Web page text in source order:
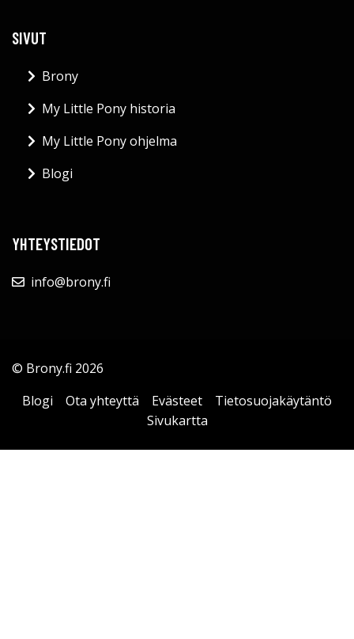
SIVUT
Brony
My Little Pony historia
My Little Pony ohjelma
Blogi
YHTEYSTIEDOT
info@brony.fi
© Brony.fi 2026
Blogi
Ota yhteyttä Evästeet
Tietosuojakäytäntö
Sivukartta